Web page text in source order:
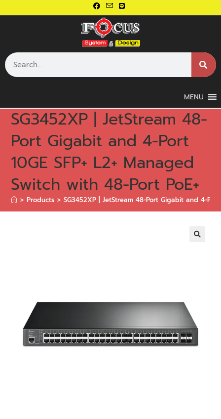
MENU
SG3452XP | JetStream 48-
Port Gigabit and 4-Port
10GE SFP+ L2+ Managed
Switch with 48-Port PoE+
> Products > SG3452XP | JetStream 48-Port Gigabit and 4-Port